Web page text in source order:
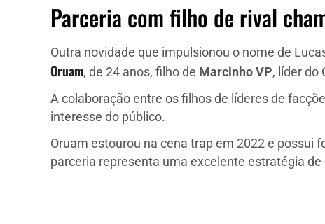
Parceria com filho de rival
Outra novidade que impulsionou o nome de
Oruam, de 24 anos, filho de Marcinho VP, líder do
A colaboração entre os filhos de líderes de
interesse do público.
Oruam estourou na cena trap em 2022 e possui
parceria representa uma excelente estratégia